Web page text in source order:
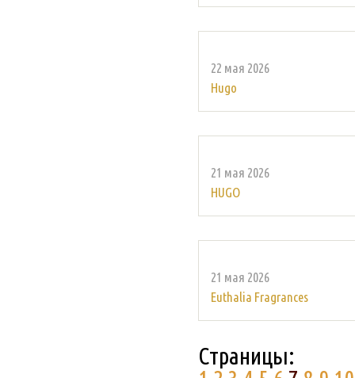
22 мая 2026
Hugo
21 мая 2026
HUGO
21 мая 2026
Euthalia Fragrances
Страницы: